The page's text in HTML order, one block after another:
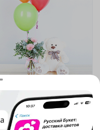
Подарочный набор
"Герберы, мишка и
шарики"